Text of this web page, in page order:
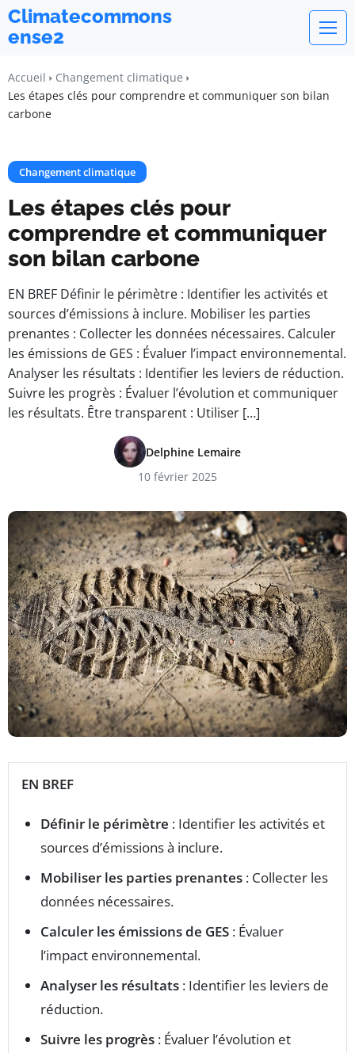
Climatecommons
ense2
Accueil
Changement climatique
Les étapes clés pour comprendre et communiquer son bilan
carbone
Changement climatique
Les étapes clés pour
comprendre et communiquer
son bilan carbone
EN BREF Définir le périmètre : Identifier les activités et
sources d’émissions à inclure. Mobiliser les parties
prenantes : Collecter les données nécessaires. Calculer
les émissions de GES : Évaluer l’impact environnemental.
Analyser les résultats : Identifier les leviers de réduction.
Suivre les progrès : Évaluer l’évolution et communiquer
les résultats. Être transparent : Utiliser […]
Delphine Lemaire
10 février 2025
EN BREF
Définir le périmètre : Identifier les activités et
sources d’émissions à inclure.
Mobiliser les parties prenantes : Collecter les
données nécessaires.
Calculer les émissions de GES : Évaluer
l’impact environnemental.
Analyser les résultats : Identifier les leviers de
réduction.
Suivre les progrès : Évaluer l’évolution et